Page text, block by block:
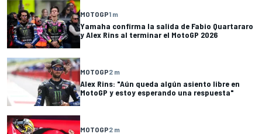
MOTOGP1 m
Yamaha confirma la salida de Fabio Quartararo
y Alex Rins al terminar el MotoGP 2026
MOTOGP2 m
Alex Rins: "Aún queda algún asiento libre en
MotoGP y estoy esperando una respuesta"
MOTOGP2 m